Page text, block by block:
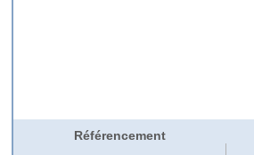
Référencement